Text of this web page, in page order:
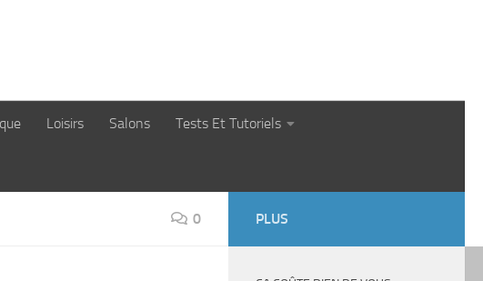
Loisirs Salons Tests Et Tutoriels
0 PLUS